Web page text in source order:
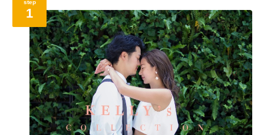
step
1